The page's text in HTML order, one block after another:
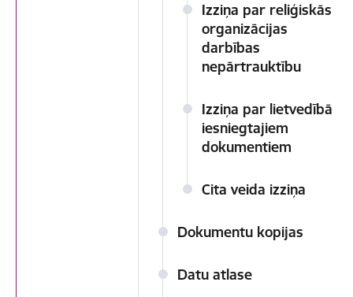
Izziņa par reliģiskās
organizācijas
darbības
nepārtrauktību
Izziņa par lietvedībā
iesniegtajiem
dokumentiem
Cita veida izziņa
Dokumentu kopijas
Datu atlase